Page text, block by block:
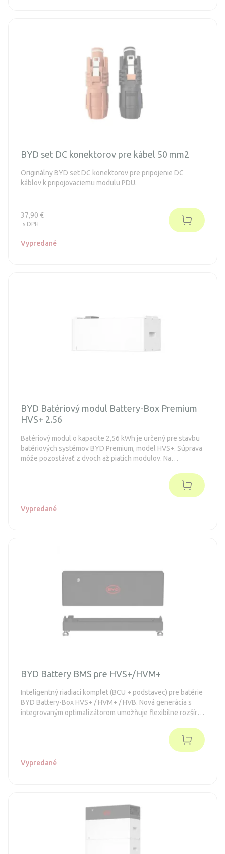
BYD set DC konektorov pre kábel 50 mm2
Originálny BYD set DC konektorov pre pripojenie DC
káblov k pripojovaciemu modulu PDU.
37,90 €
s DPH
Vypredané
BYD Batériový modul Battery-Box Premium
HVS+ 2.56
Batériový modul o kapacite 2,56 kWh je určený pre stavbu
batériových systémov BYD Premium, model HVS+. Súprava
môže pozostávať z dvoch až piatich modulov. Na
Vypredané
BYD Battery BMS pre HVS+/HVM+
Inteligentný riadiaci komplet (BCU + podstavec) pre batérie
BYD Battery-Box HVS+ / HVM+ / HVB. Nová generácia s
integrovaným optimalizátorom umožňuje flexibilne rozšíriť
akomkoľvek stave nabitia. Zaručuje rýchlu inštaláciu vďaka
patentovanému vnútornému konektorovému prepojeniu,
automatické vyrovnávanie SOC a smart vzdialenú správu.
Vypredané